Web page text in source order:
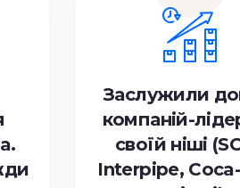
Заслужили
компаній-
своїй ніші
Interpipe,